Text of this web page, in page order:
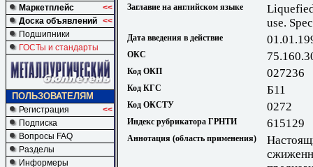
Маркетплейс
<<
Доска объявлений <<
Подшипники
ГОСТы и стандарты
ПОЛЬЗОВАТЕЛЯМ
Регистрация
<<
Подписка
Вопросы FAQ
Разделы
Информеры
Заглавие на английском языке
use.
Дата введения в действие
ОКС
Код ОКП 027236
Код КГС Б11
Код ОКСТУ 0272
Индекс рубрикатора ГРНТИ 615129
Аннотация (область применения)